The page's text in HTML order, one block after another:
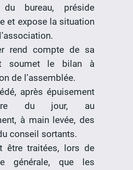
du bureau, préside
et expose la situation
rend compte de sa
soumet le bilan à
de l’assemblée.
après épuisement
du jour, au
à main levée, des
conseil sortants.
être traitées, lors de
générale, que les